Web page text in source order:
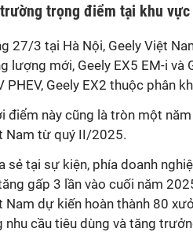
trọng điểm tại khu vực
27/3 tại Hà Nội, Geely Việt
lượng mới, Geely EX5 EM-i và
PHEV, Geely EX2 thuộc phân
điểm này cũng là tròn một
Nam từ quý II/2025.
sẻ tại sự kiện, phía doanh
gấp 3 lần vào cuối năm
Nam dự kiến hoàn thành 80
nhu cầu tiêu dùng và tăng